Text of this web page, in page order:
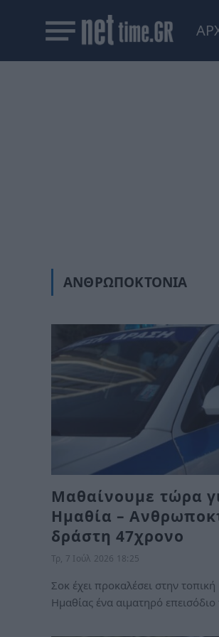
ΑΝΘΡΩΠΟΚΤΟΝΊΑ
Μαθαίνουμε τώρα
Ημαθία –
δράστη 47χρονο
Τρ, 7 Ιούλ 2026 18:25
Σοκ έχει προκαλέσει στην
Ημαθίας ένα αιματηρό